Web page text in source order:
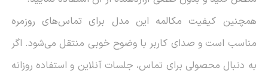
همچنین کیفیت مکالمه این مدل برای تماس‌های روزمره
مناسب است و صدای کاربر با وضوح خوبی منتقل می‌شود. اگر
به دنبال محصولی برای تماس، جلسات آنلاین و استفاده روزانه